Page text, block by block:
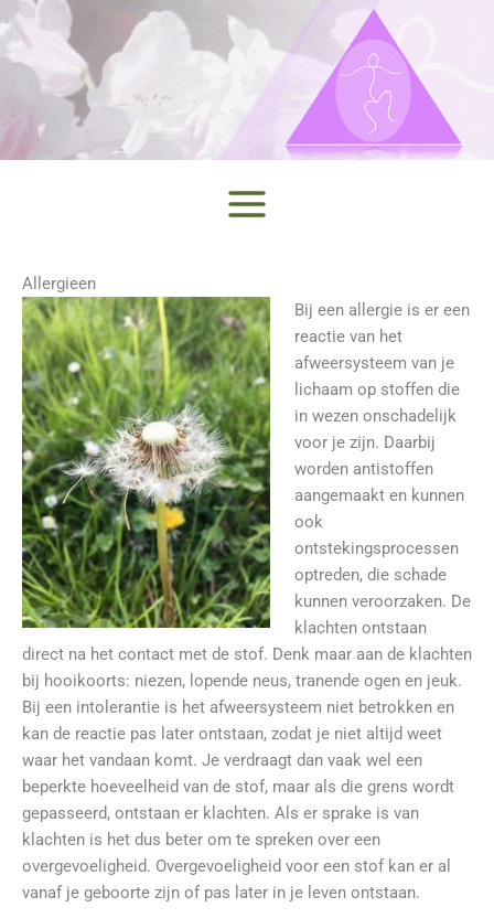
Ga
naar
de
inhoud
Allergieen
Bij een allergie is er een
reactie van het
afweersysteem van je
lichaam op stoffen die
in wezen onschadelijk
voor je zijn. Daarbij
worden antistoffen
aangemaakt en kunnen
ook
ontstekingsprocessen
optreden, die schade
kunnen veroorzaken. De
klachten ontstaan
direct na het contact met de stof. Denk maar aan de klachten
bij hooikoorts: niezen, lopende neus, tranende ogen en jeuk.
Bij een intolerantie is het afweersysteem niet betrokken en
kan de reactie pas later ontstaan, zodat je niet altijd weet
waar het vandaan komt. Je verdraagt dan vaak wel een
beperkte hoeveelheid van de stof, maar als die grens wordt
gepasseerd, ontstaan er klachten. Als er sprake is van
klachten is het dus beter om te spreken over een
overgevoeligheid. Overgevoeligheid voor een stof kan er al
vanaf je geboorte zijn of pas later in je leven ontstaan.